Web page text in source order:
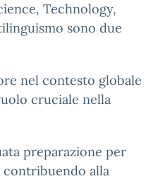
Technology,
sono due
nel contesto globale
cruciale nella
preparazione per
alla